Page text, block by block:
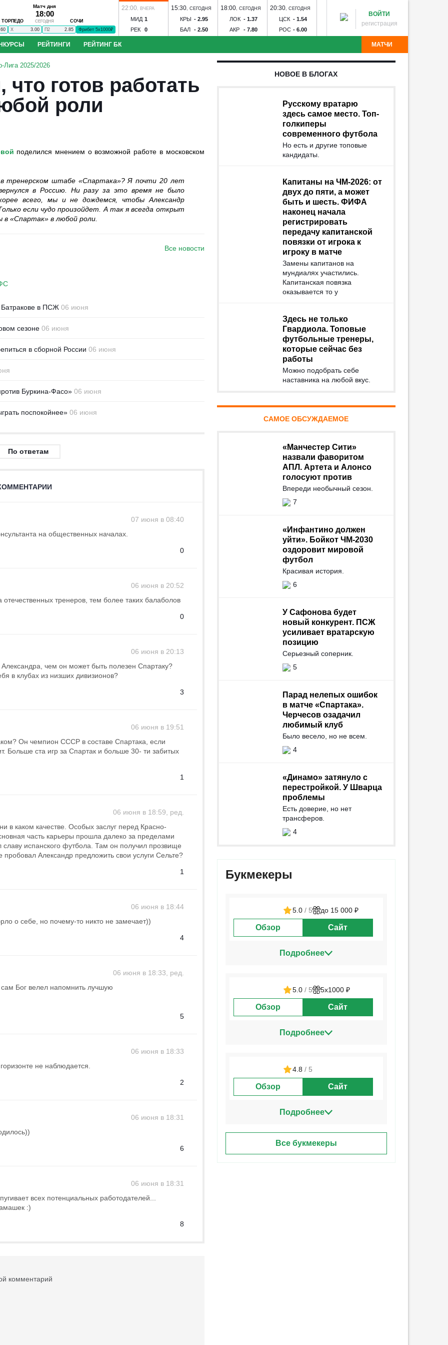
Матч дня
ТОРПЕДО
18:00
СЕГОДНЯ СОЧИ
X 3.00 П2 2.85 Фрибет 5х1000₽
22:00 , ВЧЕРА
МИД 1
РЕК
0
15:30, СЕГОДНЯ
КРЫ - 2.95
БАЛ
- 2.50
18:00, СЕГОДНЯ
ЛОК - 1.37
АКР
- 7.80
20:30, СЕГОДНЯ
ЦСК - 1.54
РОС - 6.00
-1.60
6.20
ВОЙТИ
регистрация
Угадай футболиста
РЕЙТИНГИ МАТЧИ
РЕЙТИНГ БК
- Сочи ЦСКА - Ростов Спартак - Краснодар Рубин - Оренбург Факел - Ахмат
Калуга - Искра Химик - Носта
Иртыш - Сатурн Спартак-Нальчик - Алания Волгарь - Победа
Ильпар - Сокол Ижевск - Торпедо Знамя Ногинск - Динамо Брянск
ЦСКА - Факел Ростов - Рубин
НОВОЕ В БЛОГАХ
Русскому вратарю
здесь самое место. Топ-
голкиперы
современного футбола
Но есть и другие топовые
кандидаты.
Капитаны на ЧМ-2026: от
двух до пяти, а может
быть и шесть. ФИФА
наконец начала
регистрировать
передачу капитанской
повязки от игрока к
игроку в матче
Замены капитанов на
мундиалях участились.
Капитанская повязка
оказывается то у
Здесь не только
Гвардиола. Топовые
футбольные тренеры,
которые сейчас без
работы
Можно подобрать себе
наставника на любой вкус.
САМОЕ ОБСУЖДАЕМОЕ
«Манчестер Сити»
назвали фаворитом
АПЛ. Артета и Алонсо
голосуют против
Впереди необычный сезон.
7
«Инфантино должен
уйти». Бойкот ЧМ-2030
оздоровит мировой
футбол
Красивая история.
6
У Сафонова будет
новый конкурент. ПСЖ
усиливает вратарскую
позицию
Серьезный соперник.
5
Парад нелепых ошибок
в матче «Спартака».
Черчесов озадачил
любимый клуб
Было весело, но не всем.
4
«Динамо» затянуло с
перестройкой. У Шварца
проблемы
Есть доверие, но нет
трансферов.
4
Букмекеры
5.0 / 5 до 15 000 ₽
Обзор Сайт
Подробнее
5.0 / 5 5х1000 ₽
Обзор Сайт
Подробнее
4.8 / 5
Обзор Сайт
Подробнее
Все букмекеры
Лига 2025/2026
готов работать
роли
поделился мнением о возможной работе в московском
тренерском штабе «Спартака»? Я почти 20 лет
в Россию. Ни разу за это время не было
всего, мы и не дождемся, чтобы Александр
если чудо произойдет. А так я всегда открыт
«Спартак» в любой роли.
Все новости
Батракове в ПСЖ 06 июня
сезоне 06 июня
в сборной России 06 июня
Буркина-Фасо» 06 июня
поспокойнее» 06 июня
По ответам
07 июня в 08:40
на общественных началах.
0
06 июня в 20:52
тренеров, тем более таких балаболов
0
06 июня в 20:13
чем он может быть полезен Спартаку?
в клубах из низших дивизионов?
3
06 июня в 19:51
Он чемпион СССР в составе Спартака, если
Больше ста игр за Спартак и больше 30- ти забитых
1
06 июня в 18:59, ред.
в каком качестве. Особых заслуг перед Красно-
часть карьеры прошла далеко за пределами
испанского футбола. Там он получил прозвище
Александр предложить свои услуги Сельте?
1
06 июня в 18:44
о себе, но почему-то никто не замечает))
4
06 июня в 18:33, ред.
Бог велел напомнить лучшую
5
06 июня в 18:33
не наблюдается.
2
06 июня в 18:31
6
06 июня в 18:31
всех потенциальных работодателей...
:)
8
комментарий